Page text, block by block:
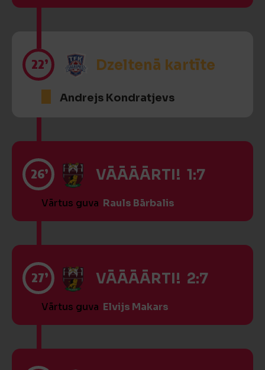
22’ Dzeltenā kartīte
Andrejs Kondratjevs
26’ VĀĀĀĀRTI! 1:7
Vārtus guva Rauls Bārbalis
27’ VĀĀĀĀRTI! 2:7
Vārtus guva Elvijs Makars